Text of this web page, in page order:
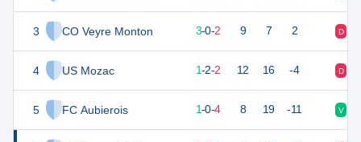
3 CO Veyre Monton
4 US Mozac
5 FC Aubierois
9 3-0-2 9 7 2 D
1-2-2 12 16 -4 D
1-0-4 8 19 -11 V